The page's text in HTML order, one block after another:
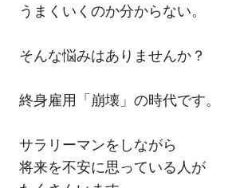
うまくいくのか分からない。
そんな悩みはありませんか？
終身雇用「崩壊」の時代です。
サラリーマンをしながら
将来を不安に思っている人が